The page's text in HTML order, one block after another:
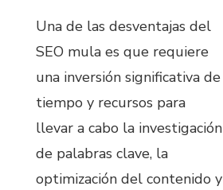
Una de las desventajas del
SEO mula es que requiere
una inversión significativa de
tiempo y recursos para
llevar a cabo la investigación
de palabras clave, la
optimización del contenido y